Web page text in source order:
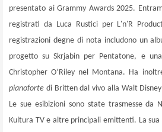
presentato ai Grammy Awards 2025.
registrati da Luca Rustici per L'n'R
registrazioni degne di nota includono un
progetto su Skrjabin per Pentatone, e
Christopher O’Riley nel Montana. Ha
pianoforte di Britten dal vivo alla Walt
Le sue esibizioni sono state trasmesse da
Kultura TV e altre principali emittenti. La